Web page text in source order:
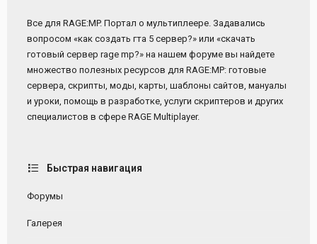
Все для RAGE:MP. Портал о мультиплеере. Задавались
вопросом «как создать гта 5 сервер?» или «скачать
готовый сервер rage mp?» на нашем форуме вы найдете
множество полезных ресурсов для RAGE:MP: готовые
сервера, скрипты, моды, карты, шаблоны сайтов, мануалы
и уроки, помощь в разработке, услуги скриптеров и других
специалистов в сфере RAGE Multiplayer.
Быстрая навигация
Форумы
Галерея